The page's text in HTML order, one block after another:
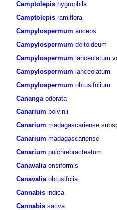
Camptolepis hygrophila
Camptolepis ramiflora
Campylospermum anceps
Campylospermum deltoideum
Campylospermum lanceolatum
Campylospermum lanceolatum
Campylospermum obtusifolium
Cananga odorata
Canarium boivinii
Canarium madagascariense
Canarium madagascariense
Canarium pulchrebracteatum
Canavalia ensiformis
Canavalia obtusifolia
Cannabis indica
Cannabis sativa